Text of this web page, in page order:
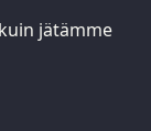
jätämme